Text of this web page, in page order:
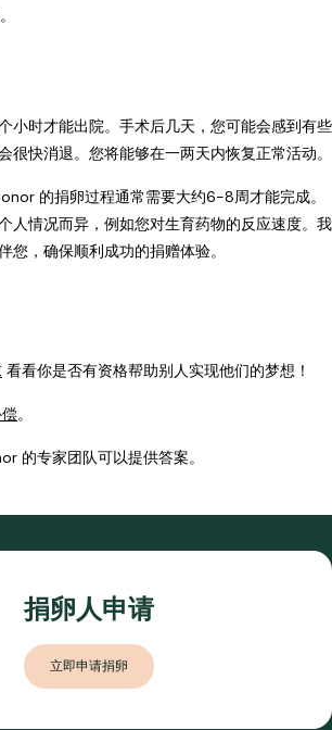
小时才能出院。手术后几天，您可能会感到有些
很快消退。您将能够在一两天内恢复正常活动。
的捐卵过程通常需要大约6-8周才能完成。
人情况而异，例如您对生育药物的反应速度。我
您，确保顺利成功的捐赠体验。
看看你是否有资格帮助别人实现他们的梦想！
。
的专家团队可以提供答案。
捐卵人申请
立即申请捐卵